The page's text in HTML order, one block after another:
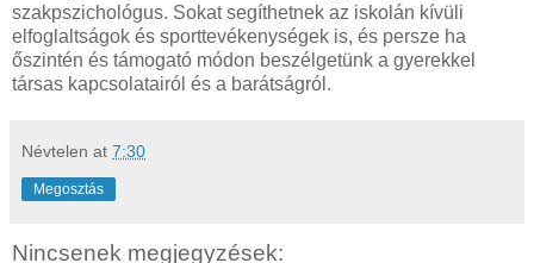
szakpszichológus. Sokat segíthetnek az iskolán kívüli
elfoglaltságok és sporttevékenységek is, és persze ha
őszintén és támogató módon beszélgetünk a gyerekkel
társas kapcsolatairól és a barátságról.
Névtelen at 7:30
Megosztás
Nincsenek megjegyzések: